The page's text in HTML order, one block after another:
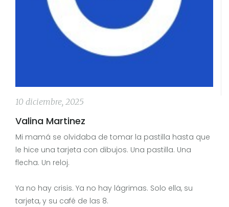
10 diciembre, 2025
Valina Martinez
Mi mamá se olvidaba de tomar la pastilla hasta que
le hice una tarjeta con dibujos. Una pastilla. Una
flecha. Un reloj.
Ya no hay crisis. Ya no hay lágrimas. Solo ella, su
tarjeta, y su café de las 8.